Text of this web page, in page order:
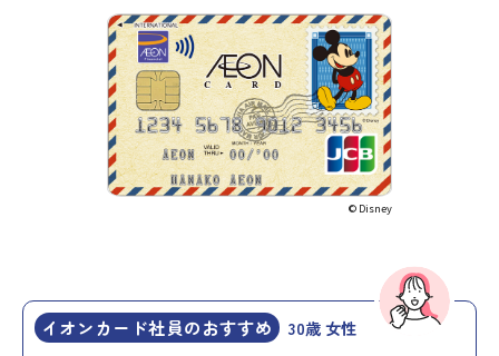
© Disney
イオンカード社員のおすすめ 30歳 女性